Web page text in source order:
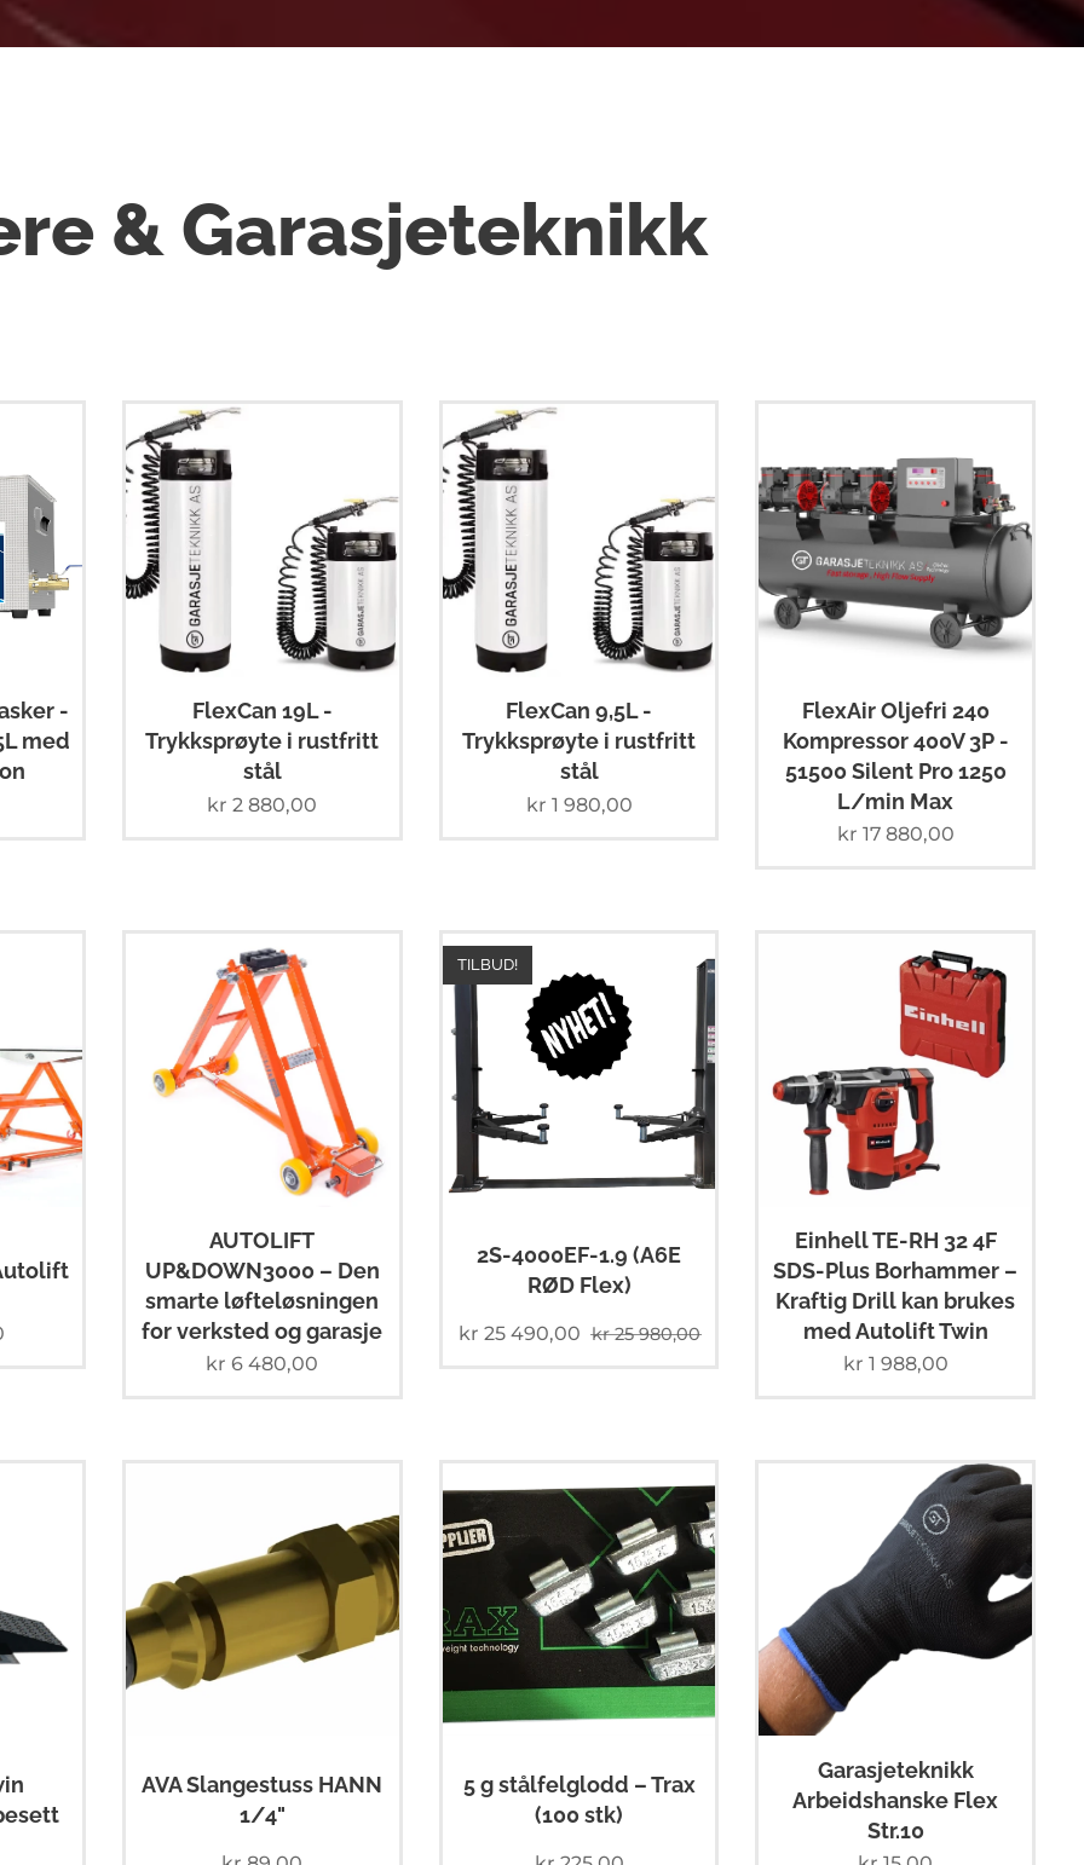
& Garasjeteknikk
-
med
FlexCan 19L -
Trykksprøyte i rustfritt
stål
kr2 880,00
FlexCan 9,5L -
Trykksprøyte i rustfritt
stål
kr 1 980,00
FlexAir Oljefri 240
Kompressor 400V 3P -
51500 Silent Pro 1250
L/min Max
kr 17 880,00
AUTOLIFT
UP&DOWN3000 – Den
smarte løfteløsningen
for verksted og garasje
kr6 480,00
2S-4000EF-1.9 (A6E
RØD Flex)
TILBUD!
kr 25 490,00 kr25 980,00
Einhell TE-RH 32 4F
SDS-Plus Borhammer –
Kraftig Drill kan brukes
med Autolift Twin
kr 1 988,00
AVA Slangestuss HANN
1/4"
5 g stålfelglodd – Trax
(100 stk)
Garasjeteknikk
Arbeidshanske Flex
Str.10